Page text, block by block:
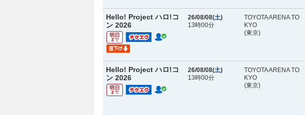
Hello! Project ハロ!コ
ン 2026
明日
まで
26/08/08(土)
13時00分
TOYOTA ARENA TO
KYO
(東京)
Hello! Project ハロ!コ
ン 2026
明日
まで
26/08/08(土)
13時00分
TOYOTA ARENA TO
KYO
(東京)